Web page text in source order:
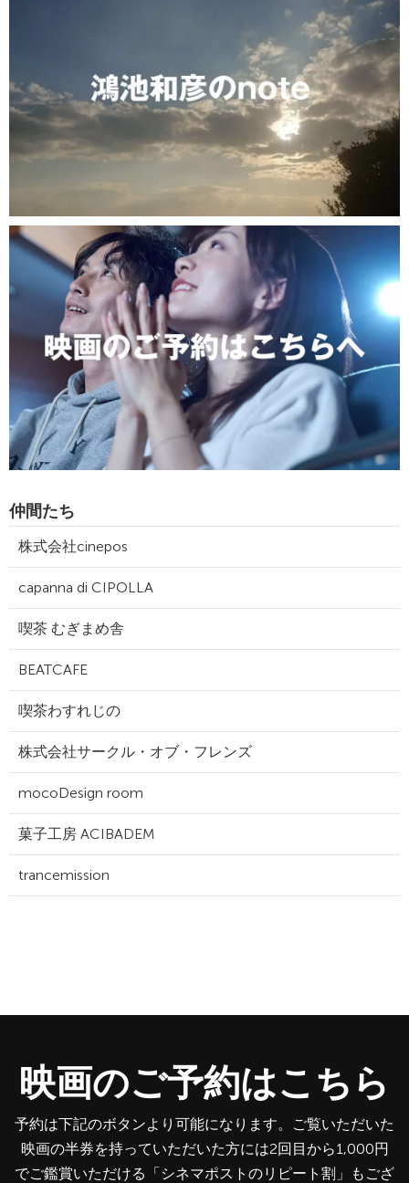
仲間たち
株式会社cinepos
capanna di CIPOLLA
喫茶 むぎまめ舎
BEATCAFE
喫茶わすれじの
株式会社サークル・オブ・フレンズ
mocoDesign room
菓子工房 ACIBADEM
trancemission
映画のご予約はこちら
予約は下記のボタンより可能になります。ご覧いただいた
映画の半券を持っていただいた方には2回目から1,000円
でご鑑賞いただける「シネマポストのリピート割」もござ